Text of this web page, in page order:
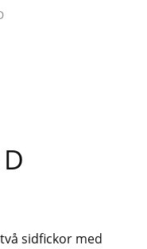
sidfickor med